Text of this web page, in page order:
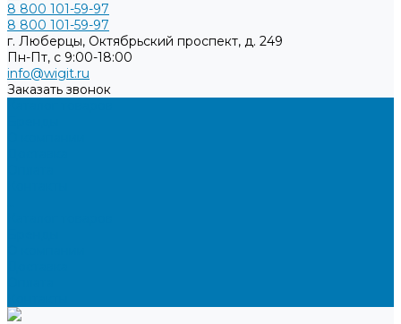
8 800 101-59-97
8 800 101-59-97
г. Люберцы, Октябрьский проспект, д. 249
Пн-Пт, с 9:00-18:00
info@wigit.ru
Заказать звонок